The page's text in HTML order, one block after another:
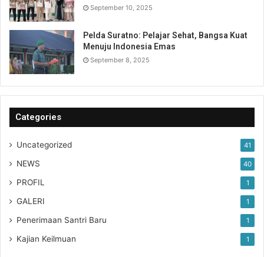
September 10, 2025
Pelda Suratno: Pelajar Sehat, Bangsa Kuat
Menuju Indonesia Emas
September 8, 2025
Categories
Uncategorized 41
NEWS 40
PROFIL 1
GALERI 1
Penerimaan Santri Baru 1
Kajian Keilmuan 1